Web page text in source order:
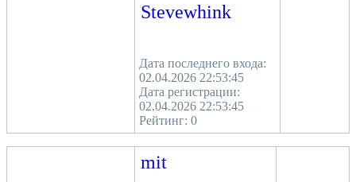
Stevewhink
Дата последнего входа:
02.04.2026 22:53:45
Дата регистрации:
02.04.2026 22:53:45
Рейтинг: 0
mit